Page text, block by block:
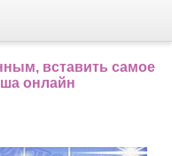
вставить самое
онлайн